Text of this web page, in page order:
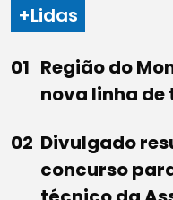
+Lidas
Região do
nova linha
Divulgado
concurso